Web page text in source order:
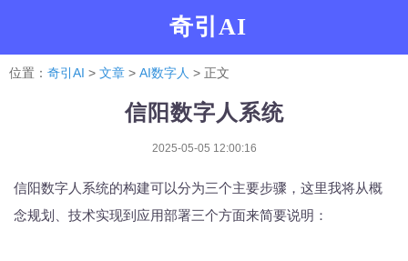
奇引AI
位置： 奇引AI > 文章 > AI数字人 > 正文
信阳数字人系统
2025-05-05 12:00:16
信阳数字人系统的构建可以分为三个主要步骤，这里我将从概
念规划、技术实现到应用部署三个方面来简要说明：